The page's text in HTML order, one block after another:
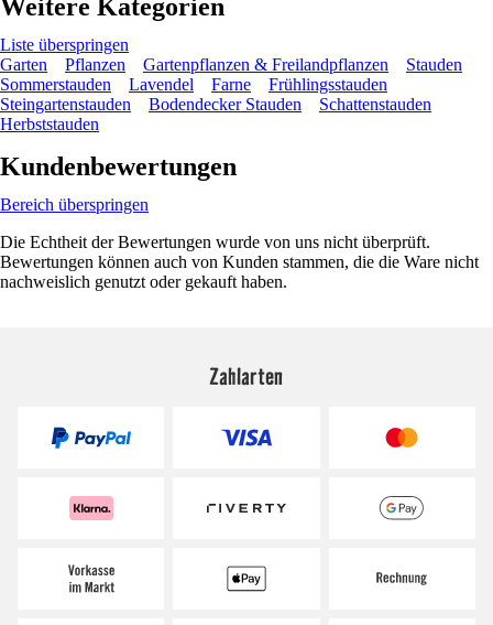
Weitere Kategorien
Liste überspringen
Garten
Pflanzen Gartenpflanzen & Freilandpflanzen
Stauden
Sommerstauden
Lavendel Farne
Frühlingsstauden
Steingartenstauden
Bodendecker Stauden
Schattenstauden
Herbststauden
Kundenbewertungen
Bereich überspringen
Die Echtheit der Bewertungen wurde von uns nicht überprüft.
Bewertungen können auch von Kunden stammen, die die Ware nicht
nachweislich genutzt oder gekauft haben.
Zahlarten